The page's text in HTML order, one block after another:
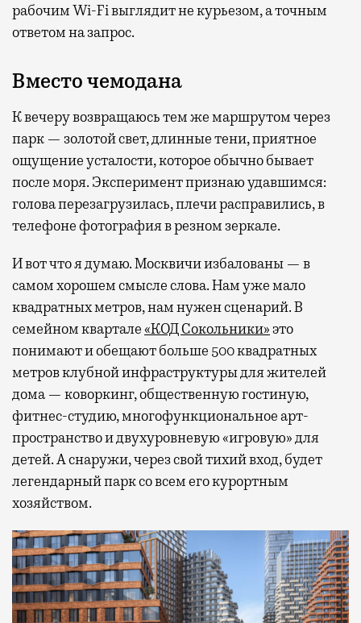
рабочим Wi-Fi выглядит не курьезом, а точным
ответом на запрос.
Вместо чемодана
К вечеру возвращаюсь тем же маршрутом через
парк — золотой свет, длинные тени, приятное
ощущение усталости, которое обычно бывает
после моря. Эксперимент признаю удавшимся:
голова перезагрузилась, плечи расправились, в
телефоне фотография в резном зеркале.
И вот что я думаю. Москвичи избалованы — в
самом хорошем смысле слова. Нам уже мало
квадратных метров, нам нужен сценарий. В
семейном квартале«КОД Сокольники»это
понимают и обещают больше 500 квадратных
метров клубной инфраструктуры для жителей
дома — коворкинг, общественную гостиную,
фитнес-студию, многофункциональное арт-
пространство и двухуровневую «игровую» для
детей. А снаружи, через свой тихий вход, будет
легендарный парк со всем его курортным
хозяйством.